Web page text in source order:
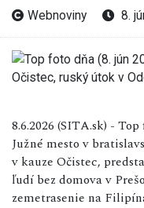
Webnoviny 8.
8.6.2026 (SITA.sk) -
Južné mesto v
v kauze Očistec,
ľudí bez domova v
zemetrasenie na